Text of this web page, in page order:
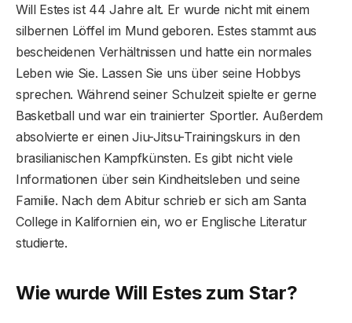
Will Estes ist 44 Jahre alt. Er wurde nicht mit einem
silbernen Löffel im Mund geboren. Estes stammt aus
bescheidenen Verhältnissen und hatte ein normales
Leben wie Sie. Lassen Sie uns über seine Hobbys
sprechen. Während seiner Schulzeit spielte er gerne
Basketball und war ein trainierter Sportler. Außerdem
absolvierte er einen Jiu-Jitsu-Trainingskurs in den
brasilianischen Kampfkünsten. Es gibt nicht viele
Informationen über sein Kindheitsleben und seine
Familie. Nach dem Abitur schrieb er sich am Santa
College in Kalifornien ein, wo er Englische Literatur
studierte.
Wie wurde Will Estes zum Star?